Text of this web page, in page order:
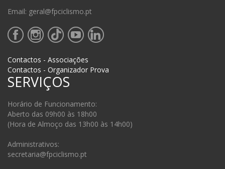
Email: geral@fpciclismo.pt
Contactos - Associações
Contactos - Organizador Prova
SERVIÇOS
Horário de Funcionamento:
Aberto das 09h00 às 18h00
(Hora de Almoço das 13h00 às 14h00)
Administrativos:
secretaria@fpciclismo.pt